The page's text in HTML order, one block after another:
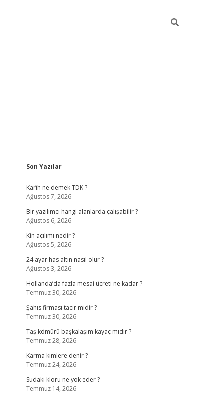
Sidebar
Son Yazılar
Karîn ne demek TDK ?
Ağustos 7, 2026
Bir yazılımcı hangi alanlarda çalışabilir ?
Ağustos 6, 2026
Kin açılımı nedir ?
Ağustos 5, 2026
24 ayar has altın nasıl olur ?
Ağustos 3, 2026
Hollanda’da fazla mesai ücreti ne kadar ?
Temmuz 30, 2026
Şahıs firması tacir midir ?
Temmuz 30, 2026
Taş kömürü başkalaşım kayaç mıdır ?
Temmuz 28, 2026
Karma kimlere denir ?
Temmuz 24, 2026
Sudaki kloru ne yok eder ?
Temmuz 14, 2026
elexbet yeni adresi